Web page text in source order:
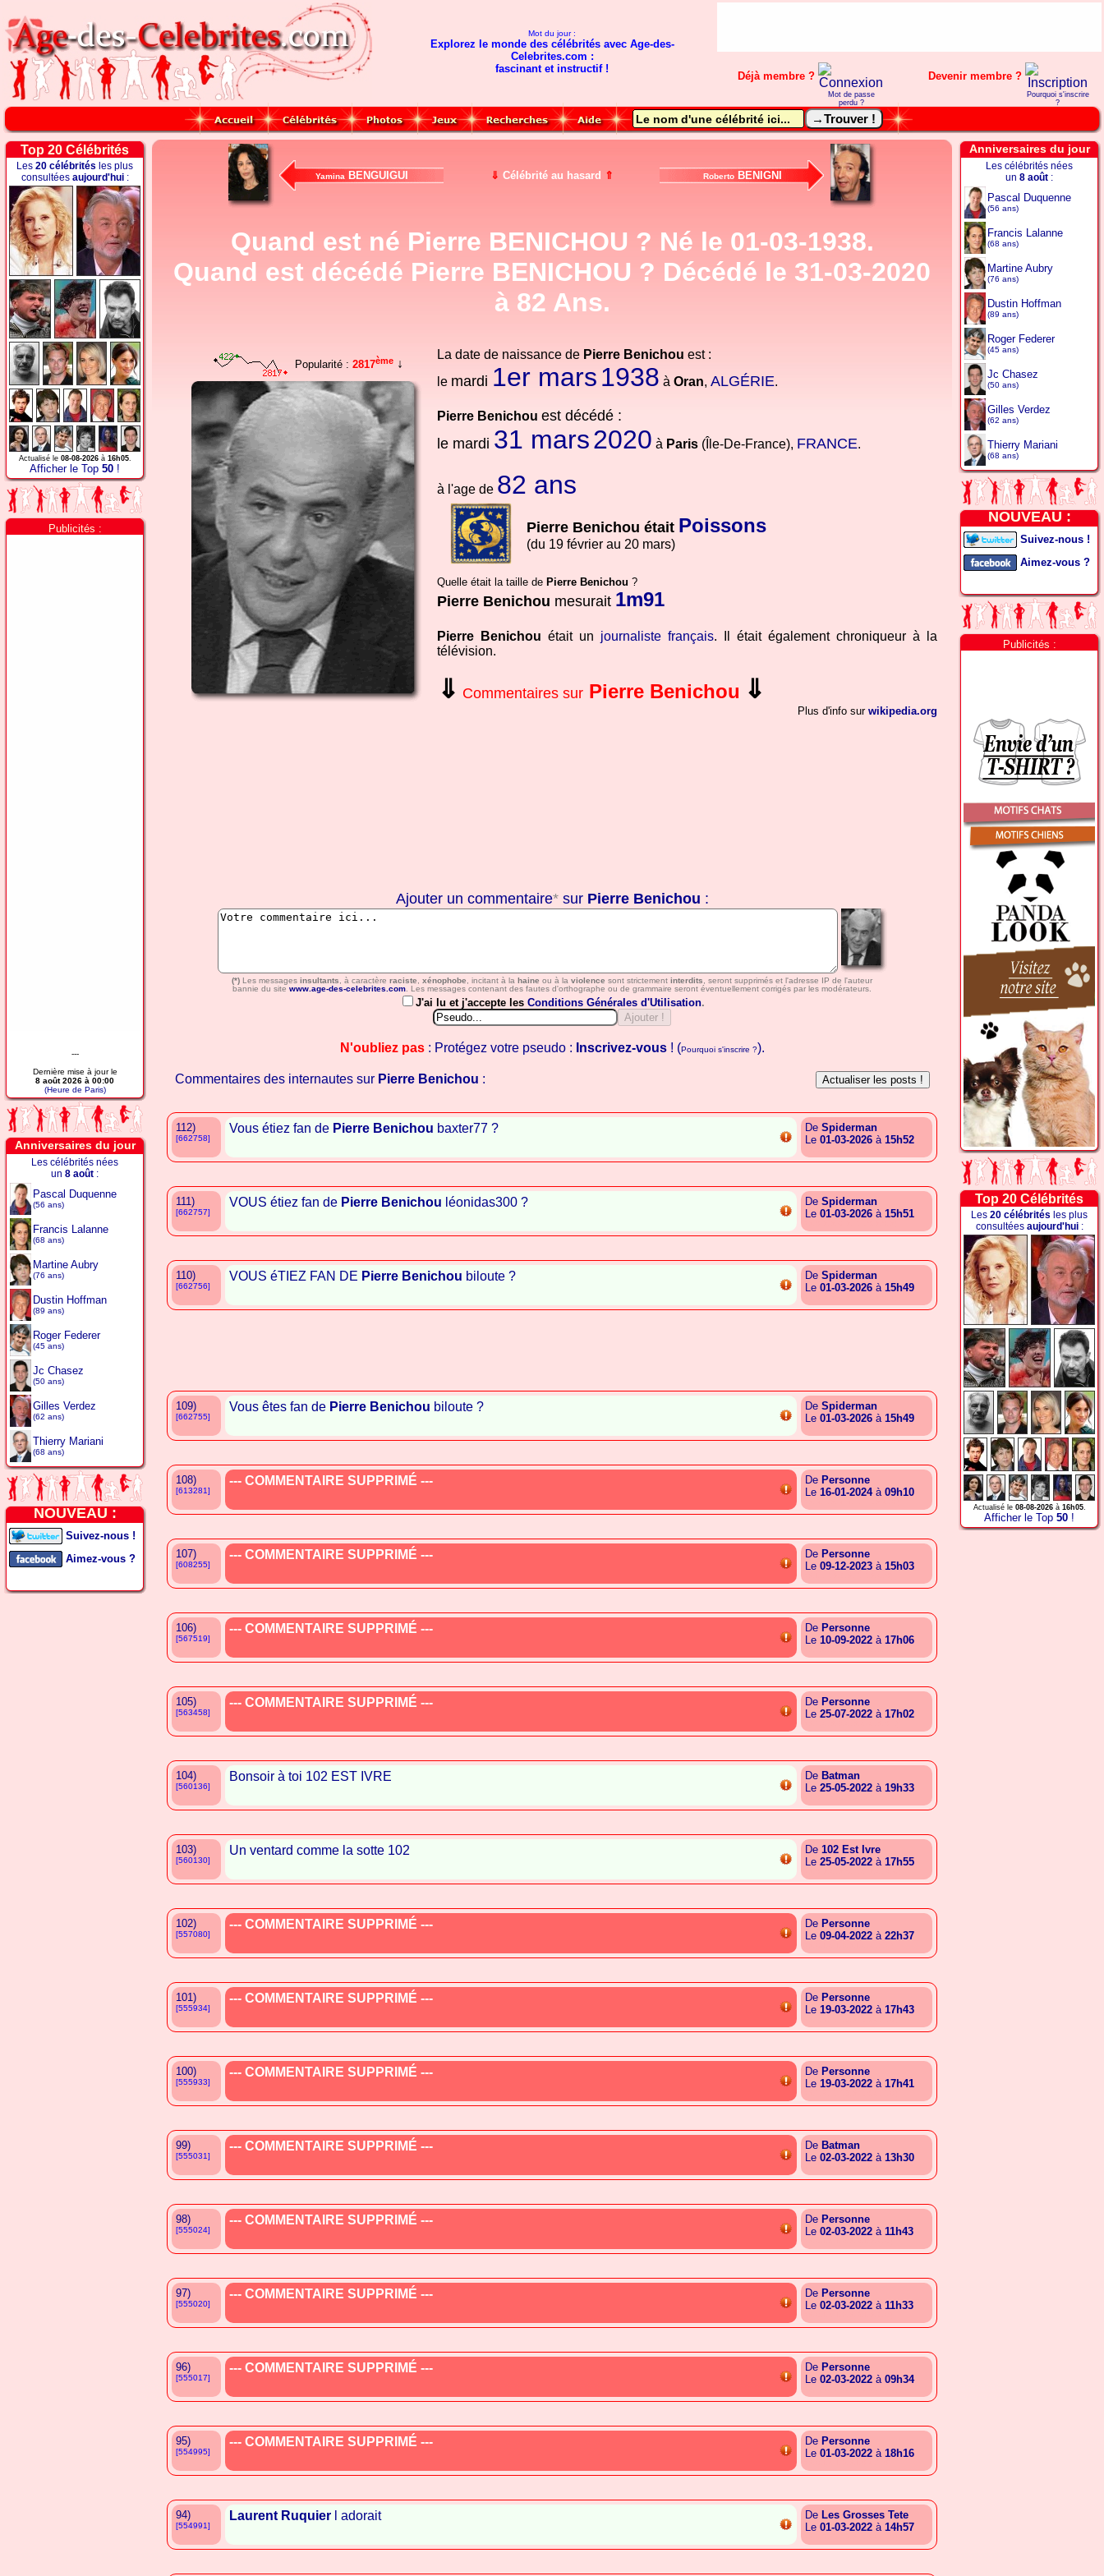
Mot du jour :
Explorez le monde des célébrités avec Age-des-
Celebrites.com :
fascinant et instructif !
Déjà membre ?
Mot de passe
perdu ?
Devenir membre ?
Pourquoi s'inscrire
?
Top 20 Célébrités
Les 20 célébrités les plus
consultées aujourd'hui:
Actualisé le 08-08-2026à 16h05.
Afficher le Top 50 !
Publicités :
---
Dernière mise à jour le
8 août 2026 à 00:00
(Heure de Paris)
Anniversaires du jour
Les célébrités nées
un 8 août :
Pascal Duquenne
(56 ans)
Francis Lalanne
(68 ans)
Martine Aubry
(76 ans)
Dustin Hoffman
(89 ans)
Roger Federer
(45 ans)
Jc Chasez
(50 ans)
Gilles Verdez
(62 ans)
Thierry Mariani
(68 ans)
NOUVEAU :
Suivez-nous !
Aimez-vous ?
Yamina BENGUIGUI ⇓ Célébrité au hasard ⇑ RobertoBENIGNI
Quand est né Pierre BENICHOU ? Né le 01-03-1938.
Quand est décédé Pierre BENICHOU ? Décédé le 31-03-2020
à 82 Ans.
Popularité : 2817ème ↓
La date de naissance de Pierre Benichou est :
le mardi 1er mars1938 à Oran, ALGÉRIE.
Pierre Benichou est décédé :
le mardi 31 mars2020 à Paris (Île-De-France), FRANCE.
à l'age de 82 ans
Pierre Benichou était Poissons
(du 19 février au 20 mars)
Quelle était la taille de Pierre Benichou ?
Pierre Benichou mesurait 1m91
Pierre Benichou était un journaliste français. Il était également chroniqueur à la
télévision.
⇓ Commentaires sur Pierre Benichou ⇓
Plus d'info sur wikipedia.org
Ajouter un commentaire*sur Pierre Benichou :
(*) Les messages insultants , à caractère raciste xénophobe , incitant à la haine ou à la violence sont strictement interdits , seront supprimés et l'adresse IP de l'auteur
bannie du site www.age-des-celebrites.com . Les messages contenant des fautes d'orthographe ou de grammaire seront éventuellement corrigés par les modérateurs.
J'ai lu et j'accepte les Conditions Générales d'Utilisation.
N'oubliez pas: Protégez votre pseudo : Inscrivez-vous! (Pourquoi s'inscrire ?).
Commentaires des internautes sur Pierre Benichou :
112)
[662758]
Vous étiez fan de Pierre Benichou baxter77 ? De Spiderman
Le 01-03-2026 à 15h52
111)
[662757]
VOUS étiez fan de Pierre Benichou léonidas300 ? De Spiderman
Le 01-03-2026 à 15h51
110)
[662756]
VOUS éTIEZ FAN DE Pierre Benichou biloute ? De Spiderman
Le 01-03-2026 à 15h49
109)
[662755]
Vous êtes fan de Pierre Benichou biloute ? De Spiderman
Le 01-03-2026 à 15h49
108)
[613281]
--- COMMENTAIRE SUPPRIMÉ --- De Personne
Le 16-01-2024à 09h10
107)
[608255]
--- COMMENTAIRE SUPPRIMÉ --- De Personne
Le 09-12-2023 à 15h03
106)
[567519]
--- COMMENTAIRE SUPPRIMÉ --- De Personne
Le 10-09-2022 à 17h06
105)
[563458]
--- COMMENTAIRE SUPPRIMÉ --- De Personne
Le 25-07-2022 à 17h02
104)
[560136]
Bonsoir à toi 102 EST IVRE De Batman
Le 25-05-2022 à 19h33
103)
[560130]
Un ventard comme la sotte 102 De 102 Est Ivre
Le 25-05-2022 à 17h55
102)
[557080]
--- COMMENTAIRE SUPPRIMÉ --- De Personne
Le 09-04-2022 à 22h37
101)
[555934]
--- COMMENTAIRE SUPPRIMÉ --- De Personne
Le 19-03-2022 à 17h43
100)
[555933]
--- COMMENTAIRE SUPPRIMÉ --- De Personne
Le 19-03-2022 à 17h41
99)
[555031]
--- COMMENTAIRE SUPPRIMÉ --- De Batman
Le 02-03-2022 à 13h30
98)
[555024]
--- COMMENTAIRE SUPPRIMÉ --- De Personne
Le 02-03-2022 à 11h43
97)
[555020]
--- COMMENTAIRE SUPPRIMÉ --- De Personne
Le 02-03-2022 à 11h33
96)
[555017]
--- COMMENTAIRE SUPPRIMÉ --- De Personne
Le 02-03-2022 à 09h34
95)
[554995]
--- COMMENTAIRE SUPPRIMÉ --- De Personne
Le 01-03-2022 à 18h16
94)
[554991]
Laurent Ruquier l adorait De Les Grosses Tete
Le 01-03-2022 à 14h57
Anniversaires du jour
Les célébrités nées
un 8 août :
Pascal Duquenne
(56 ans)
Francis Lalanne
(68 ans)
Martine Aubry
(76 ans)
Dustin Hoffman
(89 ans)
Roger Federer
(45 ans)
Jc Chasez
(50 ans)
Gilles Verdez
(62 ans)
Thierry Mariani
(68 ans)
NOUVEAU :
Suivez-nous !
Aimez-vous ?
Publicités :
Top 20 Célébrités
Les 20 célébrités les plus
consultées aujourd'hui:
Actualisé le 08-08-2026à 16h05.
Afficher le Top 50 !